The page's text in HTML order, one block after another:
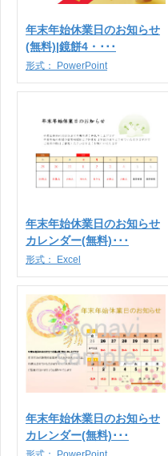
年末年始休業日のお知らせ
(無料)|鏡餅4・･･･
形式： PowerPoint
年末年始休業日のお知らせ
カレンダー(無料)･･･
形式： Excel
年末年始休業日のお知らせ
カレンダー(無料)･･･